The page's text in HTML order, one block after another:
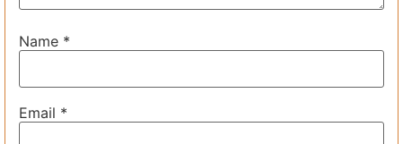
Name *
Email *